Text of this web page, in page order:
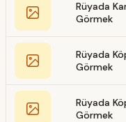
Rüyada
Görmek
Rüyada
Görmek
Rüyada
Görmek